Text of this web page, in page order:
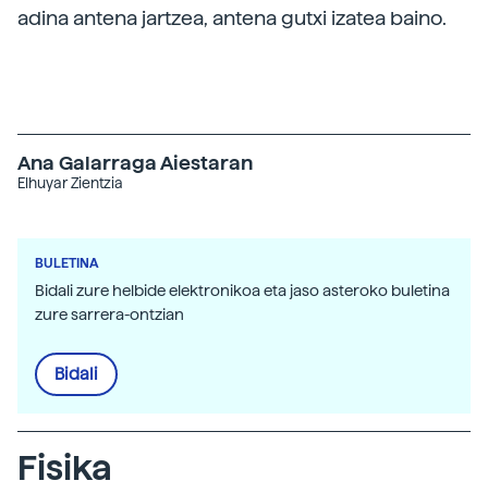
adina antena jartzea, antena gutxi izatea baino.
Ana Galarraga Aiestaran
Elhuyar Zientzia
BULETINA
Bidali zure helbide elektronikoa eta jaso asteroko buletina
zure sarrera-ontzian
Bidali
Fisika